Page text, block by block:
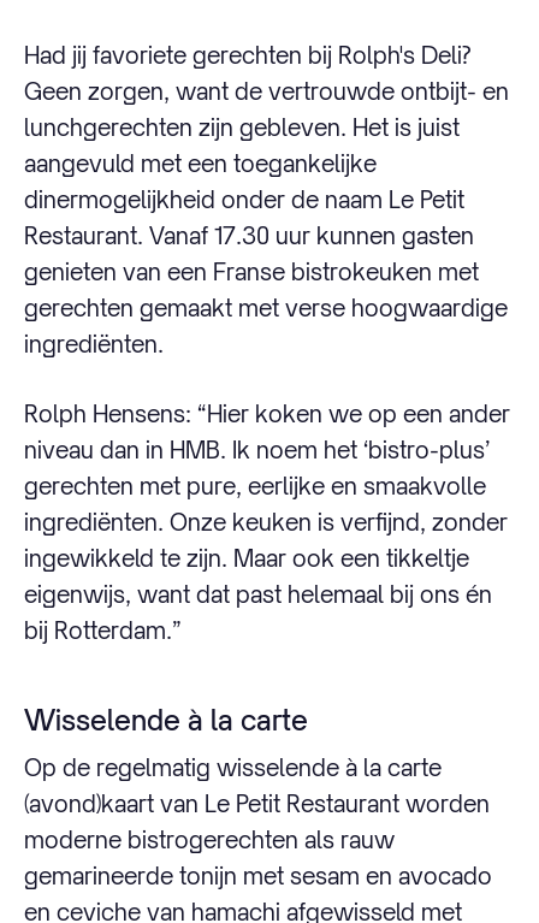
Had jij favoriete gerechten bij Rolph's Deli?
Geen zorgen, want de vertrouwde ontbijt- en
lunchgerechten zijn gebleven. Het is juist
aangevuld met een toegankelijke
dinermogelijkheid onder de naam Le Petit
Restaurant. Vanaf 17.30 uur kunnen gasten
genieten van een Franse bistrokeuken met
gerechten gemaakt met verse hoogwaardige
ingrediënten.
Rolph Hensens: “Hier koken we op een ander
niveau dan in HMB. Ik noem het ‘bistro-plus’
gerechten met pure, eerlijke en smaakvolle
ingrediënten. Onze keuken is verfijnd, zonder
ingewikkeld te zijn. Maar ook een tikkeltje
eigenwijs, want dat past helemaal bij ons én
bij Rotterdam.”
Wisselende à la carte
Op de regelmatig wisselende à la carte
(avond)kaart van Le Petit Restaurant worden
moderne bistrogerechten als rauw
gemarineerde tonijn met sesam en avocado
en ceviche van hamachi afgewisseld met